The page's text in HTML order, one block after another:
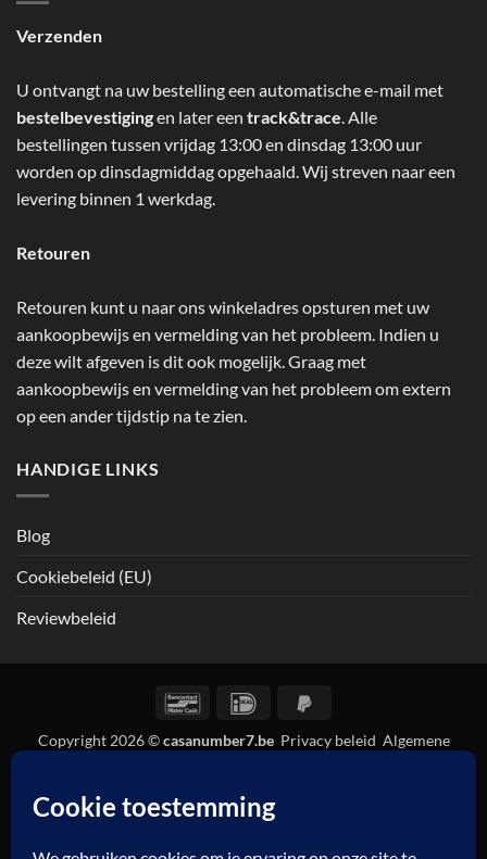
Verzenden
U ontvangt na uw bestelling een automatische e-mail met
bestelbevestigingen later een track&trace. Alle
bestellingen tussen vrijdag 13:00 en dinsdag 13:00 uur
worden op dinsdagmiddag opgehaald. Wij streven naar een
levering binnen 1 werkdag.
Retouren
Retouren kunt u naar ons winkeladres opsturen met uw
aankoopbewijs en vermelding van het probleem. Indien u
deze wilt afgeven is dit ook mogelijk. Graag met
aankoopbewijs en vermelding van het probleem om extern
op een ander tijdstip na te zien.
HANDIGE LINKS
Blog
Cookiebeleid (EU)
Reviewbeleid
BancontactIDeal
Copyright 2026 ©casanumber7.be Privacy beleid Algemene